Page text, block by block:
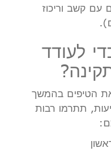
עם קשב וריכוז
לעודד
הטיפים בהמשך
תתרמו רבות